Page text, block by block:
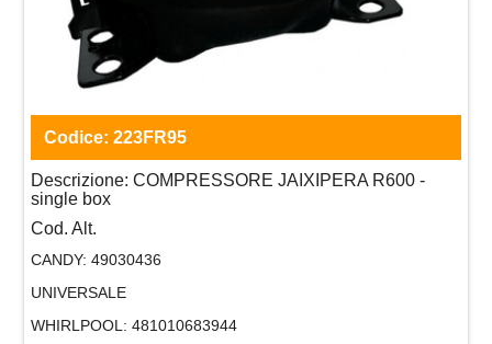
Codice: 223FR95
Descrizione: COMPRESSORE JAIXIPERA R600 -
single box
Cod. Alt.
CANDY: 49030436
UNIVERSALE
WHIRLPOOL: 481010683944